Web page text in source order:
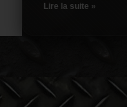
Lire la suite »